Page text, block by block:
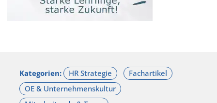
Kategorien: